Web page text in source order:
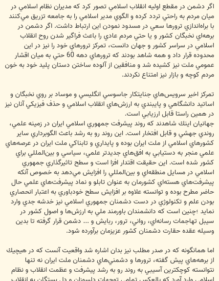
اگر دشمن در مقطع اوليه انقلاب اسلامي تصور كرد كه مديران نظام اسلامي در
ميان مردم به راحتي تردد كرده و الگوي مدير اسلامي را به جامعه تزريق مي‌كنند
با براه‌اندازي ترورها سعي در مسدود نمودن اين ارتباط داشت. اگر دشمن در
برهه‌اي نخبگان كشور و يا حتي مردم عادي را باعث فراگير شدن روح انقلاب
اسلامي در سراسر كشور و جهان دانست، تمركز ترورهاي خود را نيز در اين
محدوده قرار داد و همه شاهد بودند كه ترورهاي دهه 60 حتي به ميان اقشار
عمومي ملت نيز كشيده شد و منافقين از آلوده ساختن دستان پليد خود به خون
مردم كوچه و بازار نيز امتناع نكردند.
تمركز اخير سرويس‌هاي جنايتكار جاسوسي انگليسي و موساد بر روي نخبگان و
اساتيد دانشگاهي و پايبندي به ارزش‌هاي انقلاب اسلامي و حذف فيزيكي آنان نيز
در همين راستا قابل ارزيابي است.
جهانيان اينك شاهدند كه روند پيشرفت جمهوري اسلامي ايران در زمينه علمي،
روندي جهشي و قابل افتخار است. اين روند رو به رشد باعث الگوبرداري ساير
كشورهاي اسلامي از ملت ايران بوده و پايداري و تابناكي ملت ايران در عرصه‌هاي
علمي منجر به دستيابي به افق‌هاي جديد‌تر علمي، سياسي و بين‌المللي براي
كشور شده است. اين حقيقت اقتدار افزا است و سطح تاثيرگذاري جمهوري
اسلامي در مسايل منطقه‌اي و بين‌المللي را افزايش مي‌دهد به خصوص آنكه
پيشرفت‌هاي هسته‌اي كشورمان به عنوان تابلو و نماد پيشرفت‌هاي علمي حال
حاضر مطرح بوده و توانسته علاوه بر افزايش سطح خودباوري به اعتبار انحصاري
بودن علم و تكنولوژي در دست دشمنان جمهوري اسلامي نيز خدشه جدي وارد
نمايد ؛چنين است كه دانشمندان باورمند ملي به ارزش‌ها و اصول كشور در
سيبل تهاجمات رسانه‌اي، رواني، ترور، ربايش و ... دشمن قرار گرفته تا بدين
وسيله عقده حقارت دشمنان كشور عزيزمان برآورده شود.
اما همانگونه كه در صدر مطلب نيز بدان اشاره شد واقعيت آنست كه در هيچيك
از برهه‌هاي پيش گفته، ترورها و دشمني‌هاي دشمنان ملت ايران نه تنها
نتوانسته كوچكترين آسيبي به روند رو به رشد پيشرفت و عظمت انقلاب و نظام